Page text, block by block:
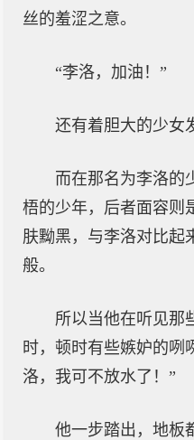
丝的羞涩之意。
“李洛，加油！”
还有着胆大的少女
而在那名为李洛的
梧的少年，后者面容则
肤黝黑，与李洛对比起
般。
所以当他在听见那
时，顿时有些嫉妒的咧
洛，我可不放水了！”
他一步踏出，地板